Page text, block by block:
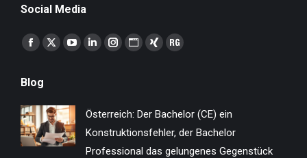
Social Media
Finden Sie uns auf:
Facebook
opens
in
new
window
X
in
new
window
YouTube
in
new
window
Linkedin
new
window
Instagram
new
window
Website
new
window
XING
new
window
ResearchGate
new
window
Blog
Österreich: Der Bachelor (CE) ein
Konstruktionsfehler, der Bachelor
Professional das gelungenes Gegenstück